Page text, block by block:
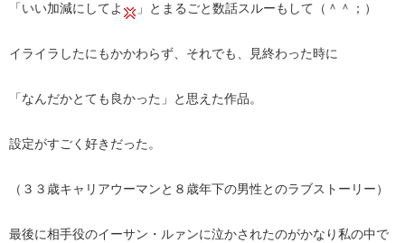
「いい加減にしてよ 」とまるごと数話スルーもして（＾＾；）
イライラしたにもかかわらず、それでも、見終わった時に
「なんだかとても良かった」と思えた作品。
設定がすごく好きだった。
（３３歳キャリアウーマンと８歳年下の男性とのラブストーリー）
最後に相手役のイーサン・ルァンに泣かされたのがかなり私の中で